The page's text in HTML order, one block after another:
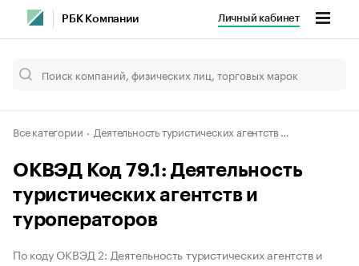
РБК Компании Личный кабинет
Все категории Деятельность туристических агентств и прочих организаций, предоставляющих услуги в сфере туризма
ОКВЭД Код 79.1: Деятельность
туристических агентств и
туроператоров
По коду ОКВЭД 2: Деятельность туристических агентств и